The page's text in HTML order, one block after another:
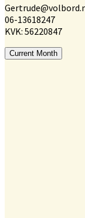
06-13618247
KVK: 56220847
Current Month